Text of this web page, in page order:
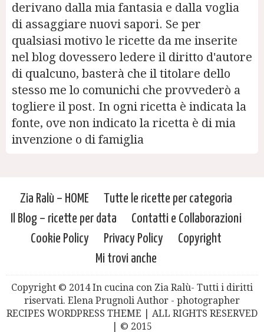
derivano dalla mia fantasia e dalla voglia
di assaggiare nuovi sapori. Se per
qualsiasi motivo le ricette da me inserite
nel blog dovessero ledere il diritto d'autore
di qualcuno, basterà che il titolare dello
stesso me lo comunichi che provvederò a
togliere il post. In ogni ricetta è indicata la
fonte, ove non indicato la ricetta è di mia
invenzione o di famiglia
Zia Ralù – HOME
Tutte le ricette per categoria
Il Blog – ricette per data
Contatti e Collaborazioni
Cookie Policy
Privacy Policy
Copyright
Mi trovi anche
Copyright © 2014 In cucina con Zia Ralù- Tutti i diritti
riservati. Elena Prugnoli Author - photographer
RECIPES WORDPRESS THEME | ALL RIGHTS RESERVED
| © 2015